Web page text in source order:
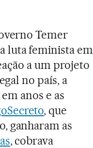
Temer
luta feminista em
a um projeto
no país, a
anos e as
, que
ganharam as
, cobrava